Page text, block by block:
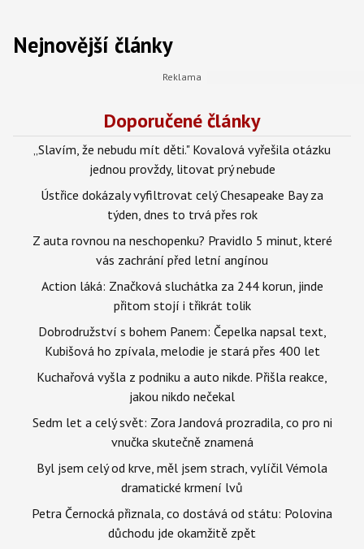
Nejnovější články
Doporučené články
„Slavím, že nebudu mít děti." Kovalová vyřešila otázku
jednou provždy, litovat prý nebude
Ústřice dokázaly vyfiltrovat celý Chesapeake Bay za
týden, dnes to trvá přes rok
Z auta rovnou na neschopenku? Pravidlo 5 minut, které
vás zachrání před letní angínou
Action láká: Značková sluchátka za 244 korun, jinde
přitom stojí i třikrát tolik
Dobrodružství s bohem Panem: Čepelka napsal text,
Kubišová ho zpívala, melodie je stará přes 400 let
Kuchařová vyšla z podniku a auto nikde. Přišla reakce,
jakou nikdo nečekal
Sedm let a celý svět: Zora Jandová prozradila, co pro ni
vnučka skutečně znamená
Byl jsem celý od krve, měl jsem strach, vylíčil Vémola
dramatické krmení lvů
Petra Černocká přiznala, co dostává od státu: Polovina
důchodu jde okamžitě zpět